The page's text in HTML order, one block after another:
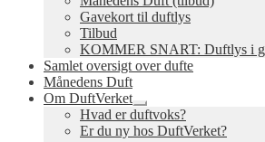
Gavekort til duftlys
Tilbud
KOMMER SNART: Duftlys i
Samlet oversigt over dufte
Månedens Duft
Om DuftVerket
Udfold
undermenu
Hvad er duftvoks?
Er du ny hos DuftVerket?